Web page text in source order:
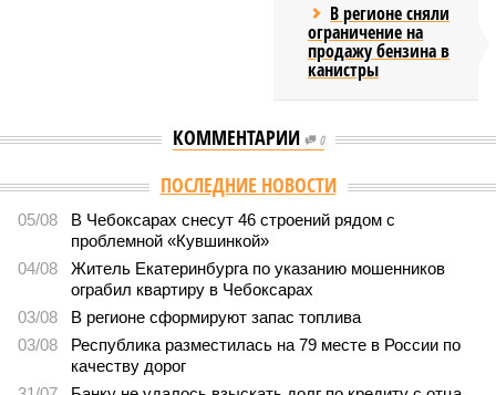
В регионе сняли
ограничение на
продажу бензина в
канистры
КОММЕНТАРИИ 0
Версия //Общество //
В регионе учреждены удостоверения мастеров
В регионе учреждены удостоверения мастеров спорта по
борьбе керешу
Заткнуть за пояс